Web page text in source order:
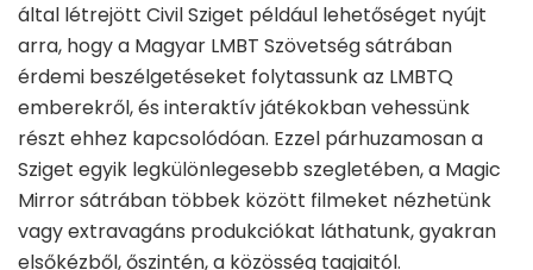
által létrejött Civil Sziget például lehetőséget nyújt
arra, hogy a Magyar LMBT Szövetség sátrában
érdemi beszélgetéseket folytassunk az LMBTQ
emberekről, és interaktív játékokban vehessünk
részt ehhez kapcsolódóan. Ezzel párhuzamosan a
Sziget egyik legkülönlegesebb szegletében, a Magic
Mirror sátrában többek között filmeket nézhetünk
vagy extravagáns produkciókat láthatunk, gyakran
elsőkézből, őszintén, a közösség tagjaitól.